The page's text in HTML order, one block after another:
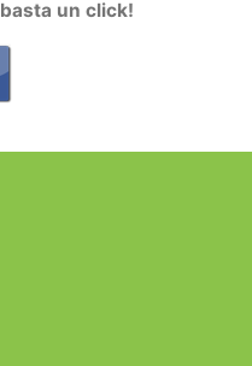
basta un click!